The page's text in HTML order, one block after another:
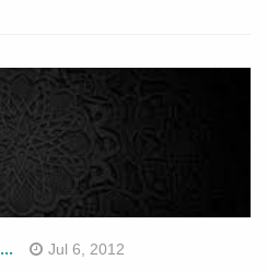
Jul 6, 2012